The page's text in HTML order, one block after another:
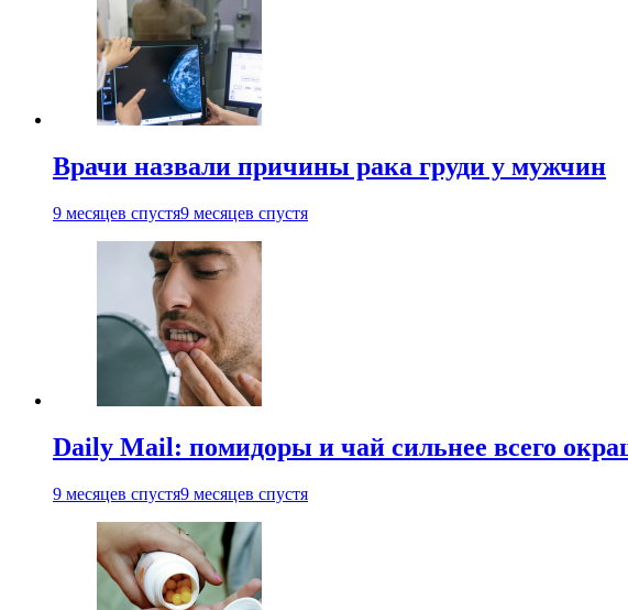
Врачи назвали причины рака груди у мужчин
9 месяцев спустя9 месяцев спустя
Daily Mail: помидоры и чай сильнее всего
9 месяцев спустя9 месяцев спустя